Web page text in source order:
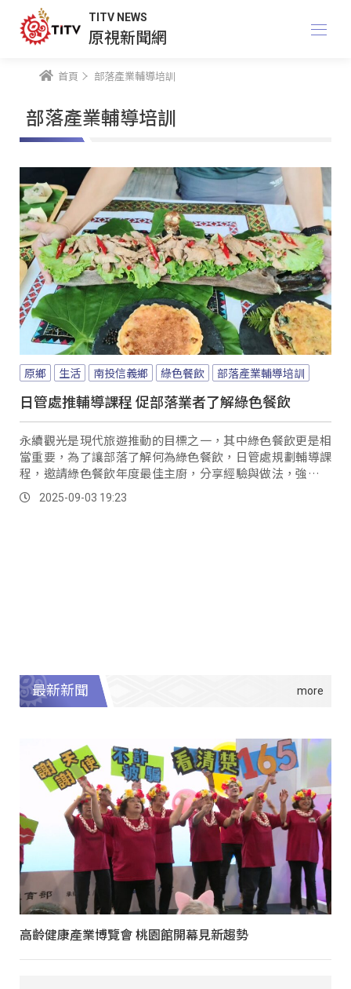
TITV NEWS
原視新聞網
首頁 部落產業輔導培訓
部落產業輔導培訓
原鄉 生活 南投信義鄉 綠色餐飲 部落產業輔導培訓
日管處推輔導課程 促部落業者了解綠色餐飲
永續觀光是現代旅遊推動的目標之一，其中綠色餐飲更是相
當重要，為了讓部落了解何為綠色餐飲，日管處規劃輔導課
程，邀請綠色餐飲年度最佳主廚，分享經驗與做法，強調以
環境永續、健康飲食為理念，作為料理方式。
2025-09-03 19:23
最新新聞
高齡健康產業博覽會 桃園館開幕見新趨勢